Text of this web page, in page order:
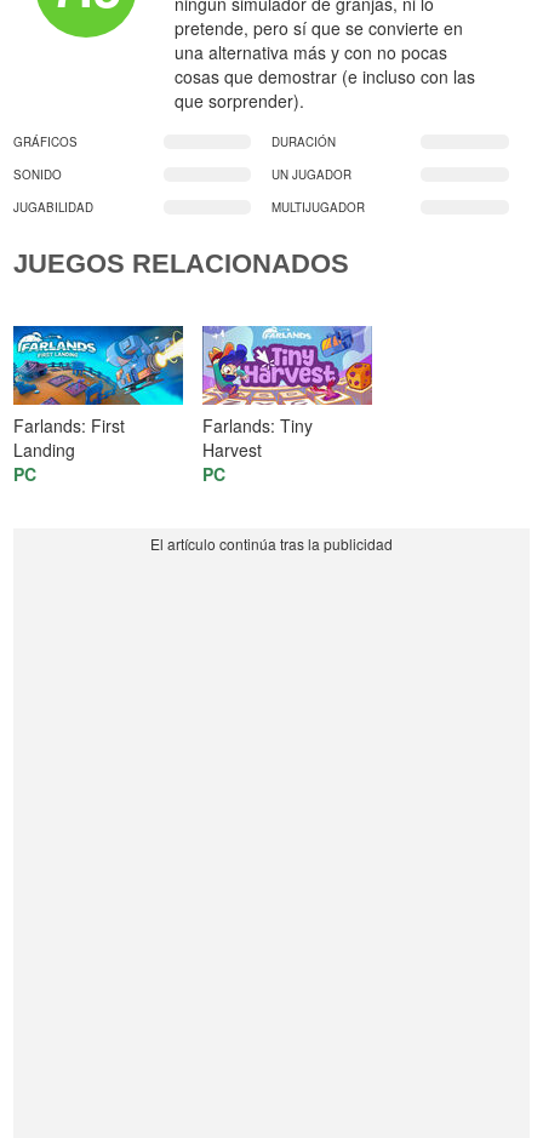
pretende, pero sí que se convierte en
una alternativa más y con no pocas
cosas que demostrar (e incluso con las
que sorprender).
GRÁFICOS
DURACIÓN
SONIDO
UN JUGADOR
JUGABILIDAD
MULTIJUGADOR
JUEGOS RELACIONADOS
Farlands: First
Landing
PC
Farlands: Tiny
Harvest
PC